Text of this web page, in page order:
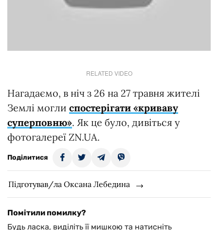
RELATED VIDEO
Нагадаємо, в ніч з 26 на 27 травня жителі
Землі могли спостерігати «криваву
суперповню». Як це було, дивіться у
фотогалереї ZN.UA.
Поділитися
Підготував/ла Оксана Лебедина
Помітили помилку?
Будь ласка, виділіть її мишкою та натисніть